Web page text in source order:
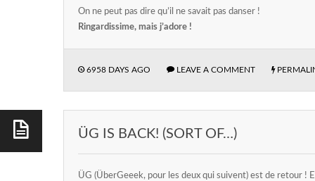
On ne peut pas dire qu’il ne savait pas danser !
Ringardissime, mais j’adore !
6958 DAYS AGO LEAVE A COMMENT
ÜG IS BACK! (SORT OF…)
ÜG (ÜberGeeek, pour les deux qui suivent) est de retour !